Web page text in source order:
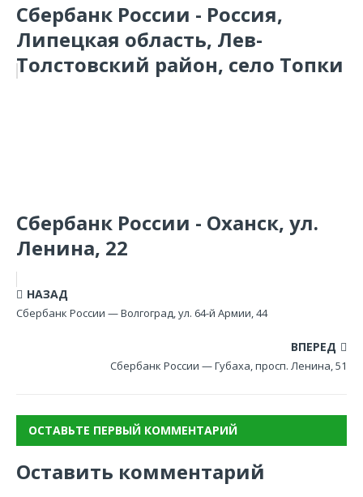
Сбербанк России - Россия,
Липецкая область, Лев-
Толстовский район, село Топки
Сбербанк России - Оханск, ул.
Ленина, 22
НАЗАД
Сбербанк России — Волгоград, ул. 64-й Армии, 44
ВПЕРЕД
Сбербанк России — Губаха, просп. Ленина, 51
ОСТАВЬТЕ ПЕРВЫЙ КОММЕНТАРИЙ
Оставить комментарий